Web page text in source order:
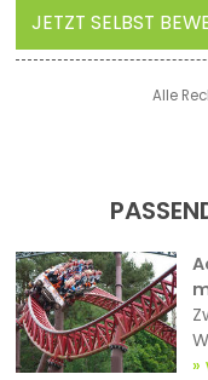
JETZT SELBST
Alle